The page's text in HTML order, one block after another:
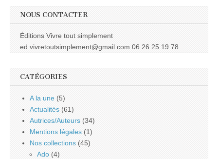
NOUS CONTACTER
Éditions Vivre tout simplement
ed.vivretoutsimplement@gmail.com 06 26 25 19 78
CATÉGORIES
A la une (5)
Actualités (61)
Autrices/Auteurs (34)
Mentions légales (1)
Nos collections (45)
Ado (4)